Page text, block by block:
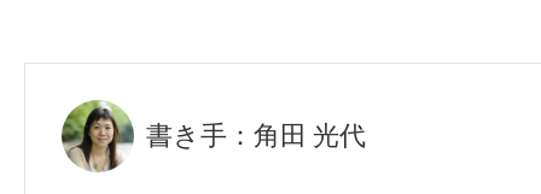
書き手：角田 光代